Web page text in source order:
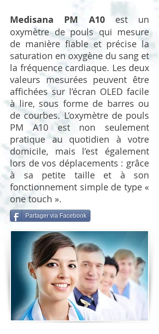
Medisana PM A10 est un
oxymètre de pouls qui mesure
de manière fiable et précise la
saturation en oxygène du sang et
la fréquence cardiaque. Les deux
valeurs mesurées peuvent être
affichées sur l’écran OLED facile
à lire, sous forme de barres ou
de courbes. L’oxymètre de pouls
PM A10 est non seulement
pratique au quotidien à votre
domicile, mais l’est également
lors de vos déplacements : grâce
à sa petite taille et à son
fonctionnement simple de type «
one touch ».
Partager via Facebook